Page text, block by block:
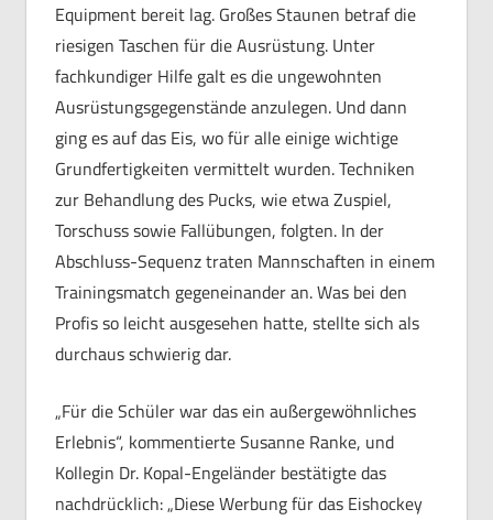
Equipment bereit lag. Großes Staunen betraf die
riesigen Taschen für die Ausrüstung. Unter
fachkundiger Hilfe galt es die ungewohnten
Ausrüstungsgegenstände anzulegen. Und dann
ging es auf das Eis, wo für alle einige wichtige
Grundfertigkeiten vermittelt wurden. Techniken
zur Behandlung des Pucks, wie etwa Zuspiel,
Torschuss sowie Fallübungen, folgten. In der
Abschluss-Sequenz traten Mannschaften in einem
Trainingsmatch gegeneinander an. Was bei den
Profis so leicht ausgesehen hatte, stellte sich als
durchaus schwierig dar.
„Für die Schüler war das ein außergewöhnliches
Erlebnis“, kommentierte Susanne Ranke, und
Kollegin Dr. Kopal-Engeländer bestätigte das
nachdrücklich: „Diese Werbung für das Eishockey